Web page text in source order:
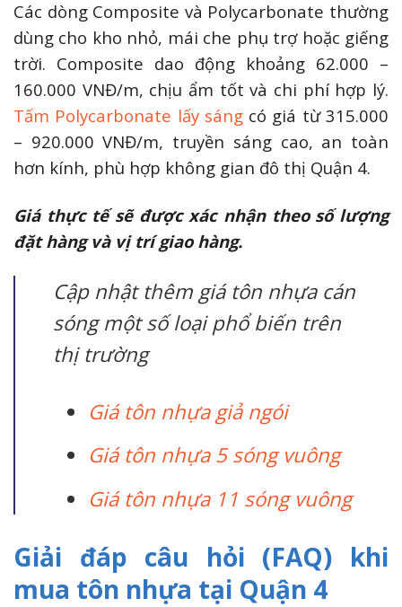
Các dòng Composite và Polycarbonate thường
dùng cho kho nhỏ, mái che phụ trợ hoặc giếng
trời. Composite dao động khoảng 62.000 –
160.000 VNĐ/m, chịu ẩm tốt và chi phí hợp lý.
Tấm Polycarbonate lấy sángcó giá từ 315.000
– 920.000 VNĐ/m, truyền sáng cao, an toàn
hơn kính, phù hợp không gian đô thị Quận 4.
Giá thực tế sẽ được xác nhận theo số lượng
đặt hàng và vị trí giao hàng.
Cập nhật thêm giá tôn nhựa cán
sóng một số loại phổ biến trên
thị trường
Giá tôn nhựa giả ngói
Giá tôn nhựa 5 sóng vuông
Giá tôn nhựa 11 sóng vuông
Giải đáp câu hỏi (FAQ) khi
mua tôn nhựa tại Quận 4